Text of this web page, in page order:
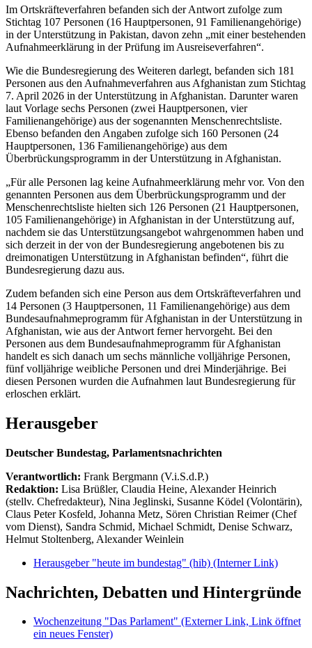
Im Ortskräfteverfahren befanden sich der Antwort zufolge zum
Stichtag 107 Personen (16 Hauptpersonen, 91 Familienangehörige)
in der Unterstützung in Pakistan, davon zehn „mit einer bestehenden
Aufnahmeerklärung in der Prüfung im Ausreiseverfahren“.
Wie die Bundesregierung des Weiteren darlegt, befanden sich 181
Personen aus den Aufnahmeverfahren aus Afghanistan zum Stichtag
7. April 2026 in der Unterstützung in Afghanistan. Darunter waren
laut Vorlage sechs Personen (zwei Hauptpersonen, vier
Familienangehörige) aus der sogenannten Menschenrechtsliste.
Ebenso befanden den Angaben zufolge sich 160 Personen (24
Hauptpersonen, 136 Familienangehörige) aus dem
Überbrückungsprogramm in der Unterstützung in Afghanistan.
„Für alle Personen lag keine Aufnahmeerklärung mehr vor. Von den
genannten Personen aus dem Überbrückungsprogramm und der
Menschenrechtsliste hielten sich 126 Personen (21 Hauptpersonen,
105 Familienangehörige) in Afghanistan in der Unterstützung auf,
nachdem sie das Unterstützungsangebot wahrgenommen haben und
sich derzeit in der von der Bundesregierung angebotenen bis zu
dreimonatigen Unterstützung in Afghanistan befinden“, führt die
Bundesregierung dazu aus.
Zudem befanden sich eine Person aus dem Ortskräfteverfahren und
14 Personen (3 Hauptpersonen, 11 Familienangehörige) aus dem
Bundesaufnahmeprogramm für Afghanistan in der Unterstützung in
Afghanistan, wie aus der Antwort ferner hervorgeht. Bei den
Personen aus dem Bundesaufnahmeprogramm für Afghanistan
handelt es sich danach um sechs männliche volljährige Personen,
fünf volljährige weibliche Personen und drei Minderjährige. Bei
diesen Personen wurden die Aufnahmen laut Bundesregierung für
erloschen erklärt.
Herausgeber
Deutscher Bundestag, Parlamentsnachrichten
Verantwortlich: Frank Bergmann (V.i.S.d.P.)
Redaktion: Lisa Brüßler, Claudia Heine, Alexander Heinrich
(stellv. Chefredakteur), Nina Jeglinski, Susanne Ködel (Volontärin),
Claus Peter Kosfeld, Johanna Metz, Sören Christian Reimer (Chef
vom Dienst), Sandra Schmid, Michael Schmidt, Denise Schwarz,
Helmut Stoltenberg, Alexander Weinlein
Herausgeber "heute im bundestag" (hib) (Interner Link)
Nachrichten, Debatten und Hintergründe
Wochenzeitung "Das Parlament" (Externer Link, Link öffnet
ein neues Fenster)